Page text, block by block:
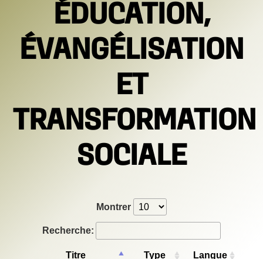
ÉDUCATION,
ÉVANGÉLISATION
ET
TRANSFORMATION
SOCIALE
Montrer
Recherche:
Titre Type Langue